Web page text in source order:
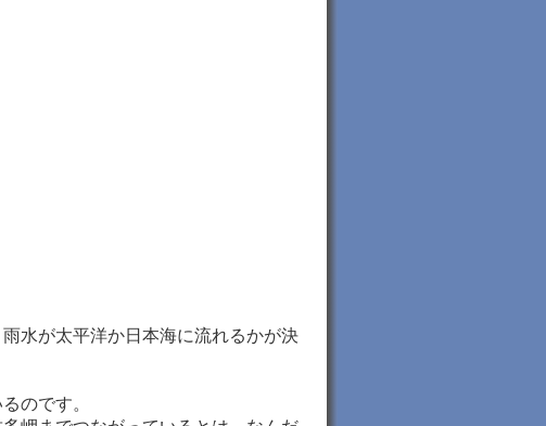
水が太平洋か日本海に流れるかが決
のです。